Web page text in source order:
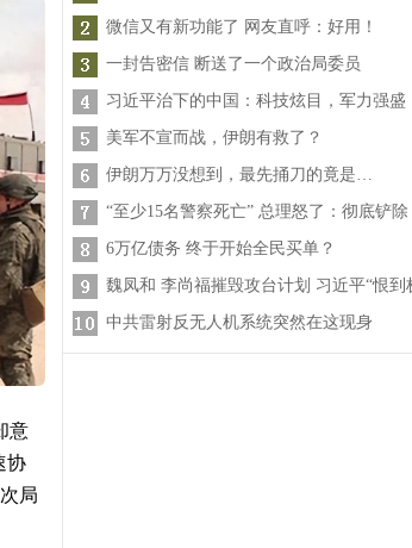
意
协
局
微信又有新功能了 网友直呼：好用！
一封告密信 断送了一个政治局委员
习近平治下的中国：科技炫目，军力强盛
美军不宣而战，伊朗有救了？
伊朗万万没想到，最先捅刀的竟是…
“至少15名警察死亡” 总理怒了：彻底铲除
6万亿债务 终于开始全民买单？
魏凤和 李尚福摧毁攻台计划 习近平“恨到
中共雷射反无人机系统突然在这现身